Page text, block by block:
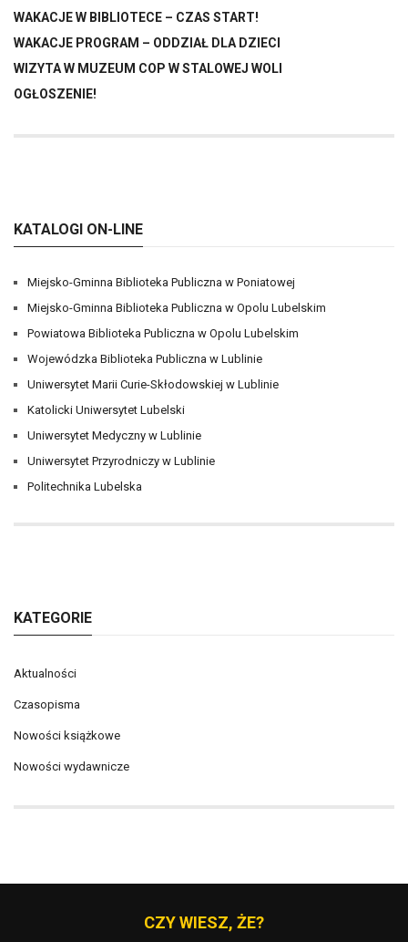
WAKACJE W BIBLIOTECE – CZAS START!
WAKACJE PROGRAM – ODDZIAŁ DLA DZIECI
WIZYTA W MUZEUM COP W STALOWEJ WOLI
OGŁOSZENIE!
KATALOGI ON-LINE
Miejsko-Gminna Biblioteka Publiczna w Poniatowej
Miejsko-Gminna Biblioteka Publiczna w Opolu Lubelskim
Powiatowa Biblioteka Publiczna w Opolu Lubelskim
Wojewódzka Biblioteka Publiczna w Lublinie
Uniwersytet Marii Curie-Skłodowskiej w Lublinie
Katolicki Uniwersytet Lubelski
Uniwersytet Medyczny w Lublinie
Uniwersytet Przyrodniczy w Lublinie
Politechnika Lubelska
KATEGORIE
Aktualności
Czasopisma
Nowości książkowe
Nowości wydawnicze
CZY WIESZ, ŻE?